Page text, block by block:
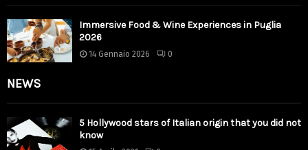
Immersive Food & Wine Experiences in Puglia
2026
14 Gennaio 2026 0
NEWS
5 Hollywood stars of Italian origin that you did not
know